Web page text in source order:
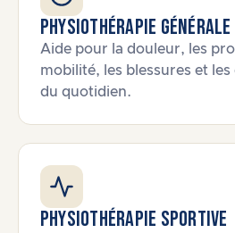
Physiothérapie générale
Aide pour la douleur, les
mobilité, les blessures et les
du quotidien.
Physiothérapie sportive